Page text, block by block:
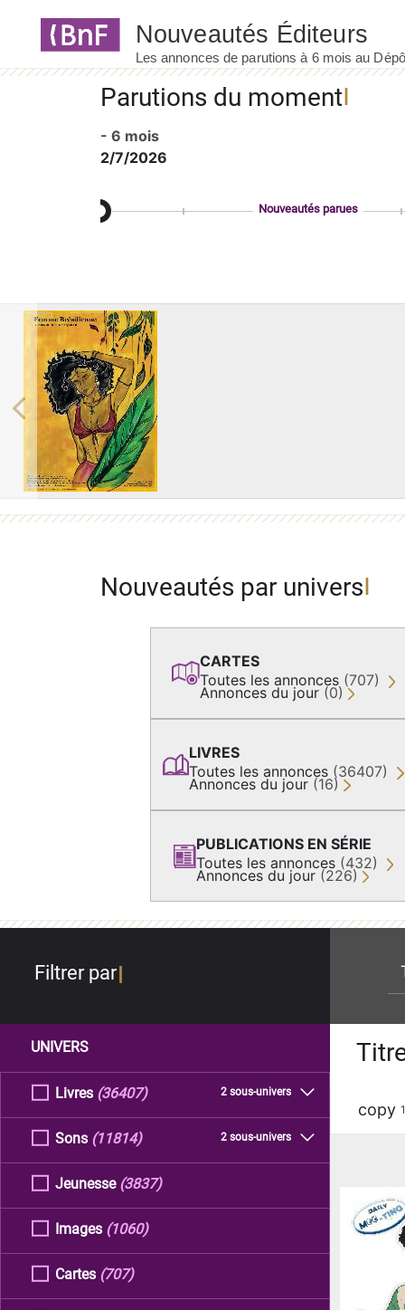
Parutions du moment
- 6 mois
2/7/2026
Nouveautés parues
Previous
Nouveautés par univers
CARTES
Toutes les annonces (707)
Annonces du jour (0)
LIVRES
Toutes les annonces (36407)
Annonces du jour (16)
PUBLICATIONS EN SÉRIE
Toutes les annonces (432)
Annonces du jour (226)
Filtrer par
UNIVERS
Livres 2 sous-univers
(36407)
Sons 2 sous-univers
(11814)
Jeunesse (3837)
Images (1060)
Cartes (707)
copy